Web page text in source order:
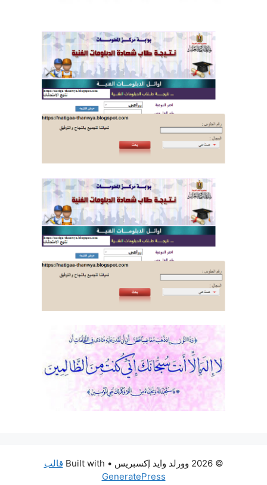
© 2026 وورلد وايد إكسبريس • Built with
قالب
GeneratePress